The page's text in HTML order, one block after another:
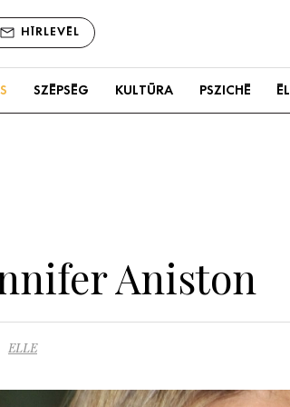
HÍRLEVÉL
SZÉPSÉG KULTÚRA PSZICHÉ
Aniston
ELLE